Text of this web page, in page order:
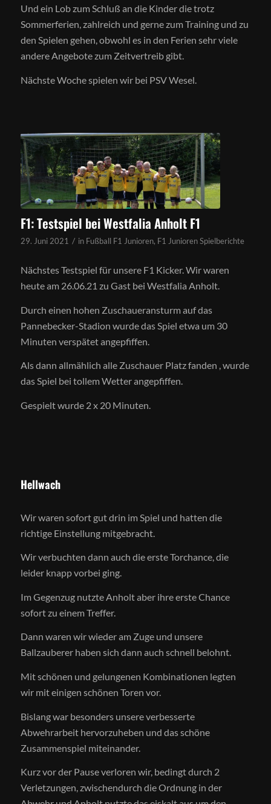
Und ein Lob zum Schluß an die Kinder die trotz
Sommerferien, zahlreich und gerne zum Training und zu
den Spielen gehen, obwohl es in den Ferien sehr viele
andere Angebote zum Zeitvertreib gibt.
Nächste Woche spielen wir bei PSV Wesel.
F1: Testspiel bei Westfalia Anholt F1
29. Juni 2021 / in Fußball F1 Junioren, F1 Junioren Spielberichte
Nächstes Testspiel für unsere F1 Kicker. Wir waren
heute am 26.06.21 zu Gast bei Westfalia Anholt.
Durch einen hohen Zuschaueransturm auf das
Pannebecker-Stadion wurde das Spiel etwa um 30
Minuten verspätet angepfiffen.
Als dann allmählich alle Zuschauer Platz fanden , wurde
das Spiel bei tollem Wetter angepfiffen.
Gespielt wurde 2 x 20 Minuten.
Hellwach
Wir waren sofort gut drin im Spiel und hatten die
richtige Einstellung mitgebracht.
Wir verbuchten dann auch die erste Torchance, die
leider knapp vorbei ging.
Im Gegenzug nutzte Anholt aber ihre erste Chance
sofort zu einem Treffer.
Dann waren wir wieder am Zuge und unsere
Ballzauberer haben sich dann auch schnell belohnt.
Mit schönen und gelungenen Kombinationen legten
wir mit einigen schönen Toren vor.
Bislang war besonders unsere verbesserte
Abwehrarbeit hervorzuheben und das schöne
Zusammenspiel miteinander.
Kurz vor der Pause verloren wir, bedingt durch 2
Verletzungen, zwischendurch die Ordnung in der